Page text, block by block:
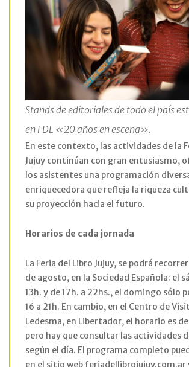
Stands de editoriales de todo el país
en FDL «20 años en escena».
En este contexto, las actividades de la
Jujuy continúan con gran entusiasmo,
los asistentes una programación
enriquecedora que refleja la riqueza
su proyección hacia el futuro.
Horarios de cada jornada
La Feria del Libro Jujuy, se podrá
de agosto, en la Sociedad Española: el
13h. y de 17h. a 22hs., el domingo sólo
16 a 21h. En cambio, en el Centro de
Ledesma, en Libertador, el horario es
pero hay que consultar las actividades
según el día. El programa completo
en el sitio web feriadellibrojujuy.com.ar